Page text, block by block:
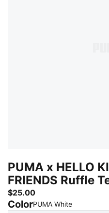
PUMA x HELLO
FRIENDS Ruffle
$25.00
ColorPUMA White: